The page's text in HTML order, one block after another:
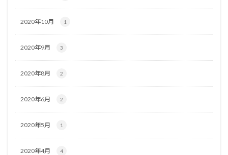
2020年10月 1
2020年9月 3
2020年8月 2
2020年6月 2
2020年5月 1
2020年4月 4